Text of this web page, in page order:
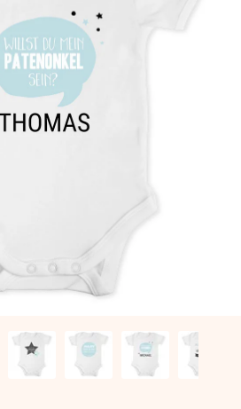
+15.000 Bewertungen)
Kunden bewerten uns mit
(Gesamtergebnis aller Länder, in
- 17:00 Uhr
- 13:00 Uhr